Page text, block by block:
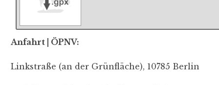
Anfahrt | ÖPNV:
Linkstraße (an der Grünfläche), 10785 Berlin